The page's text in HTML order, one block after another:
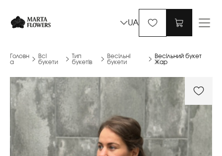
UA
Головн
а
Всі
букети
Тип
букетів
Весільні
букети
Весільний букет
Жар